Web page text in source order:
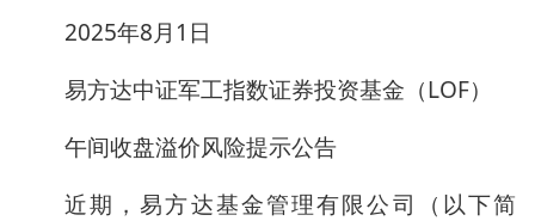
2025年8月1日
易方达中证军工指数证券投资基金（LOF）
午间收盘溢价风险提示公告
近期，易方达基金管理有限公司（以下简